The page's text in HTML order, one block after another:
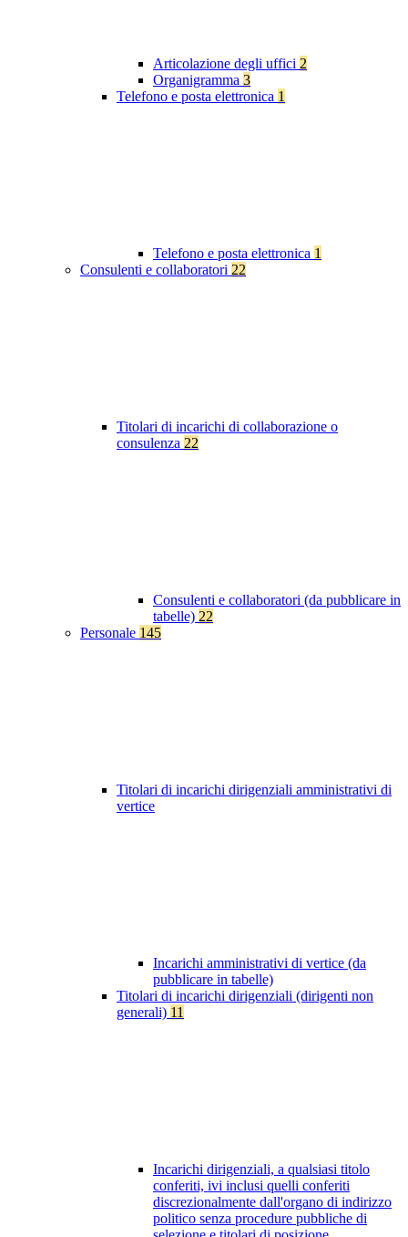
Articolazione degli uffici 2
Organigramma 3
Telefono e posta elettronica 1
Telefono e posta elettronica 1
Consulenti e collaboratori 22
Titolari di incarichi di collaborazione o
consulenza 22
Consulenti e collaboratori (da pubblicare in
tabelle) 22
Personale 145
Titolari di incarichi dirigenziali amministrativi di
vertice
Incarichi amministrativi di vertice (da
pubblicare in tabelle)
Titolari di incarichi dirigenziali (dirigenti non
generali) 11
Incarichi dirigenziali, a qualsiasi titolo
conferiti, ivi inclusi quelli conferiti
discrezionalmente dall'organo di indirizzo
politico senza procedure pubbliche di